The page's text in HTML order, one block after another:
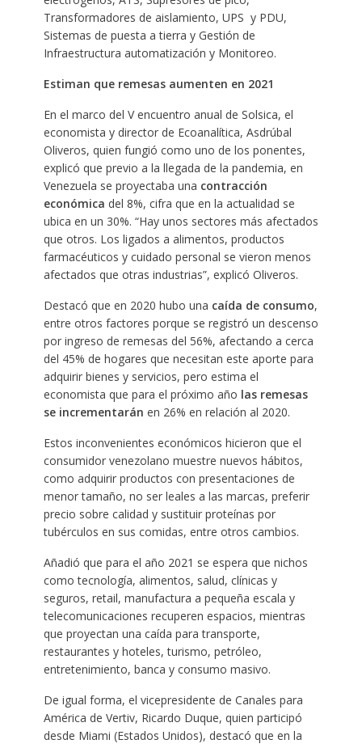
Transformadores de aislamiento, UPS y PDU,
Sistemas de puesta a tierra y Gestión de
Infraestructura automatización y Monitoreo.
Estiman que remesas aumenten en 2021
En el marco del V encuentro anual de Solsica, el
economista y director de Ecoanalítica, Asdrúbal
Oliveros, quien fungió como uno de los ponentes,
explicó que previo a la llegada de la pandemia, en
Venezuela se proyectaba una contracción
económica del 8%, cifra que en la actualidad se
ubica en un 30%. “Hay unos sectores más afectados
que otros. Los ligados a alimentos, productos
farmacéuticos y cuidado personal se vieron menos
afectados que otras industrias”, explicó Oliveros.
Destacó que en 2020 hubo una caída de consumo,
entre otros factores porque se registró un descenso
por ingreso de remesas del 56%, afectando a cerca
del 45% de hogares que necesitan este aporte para
adquirir bienes y servicios, pero estima el
economista que para el próximo año las remesas
se incrementarán en 26% en relación al 2020.
Estos inconvenientes económicos hicieron que el
consumidor venezolano muestre nuevos hábitos,
como adquirir productos con presentaciones de
menor tamaño, no ser leales a las marcas, preferir
precio sobre calidad y sustituir proteínas por
tubérculos en sus comidas, entre otros cambios.
Añadió que para el año 2021 se espera que nichos
como tecnología, alimentos, salud, clínicas y
seguros, retail, manufactura a pequeña escala y
telecomunicaciones recuperen espacios, mientras
que proyectan una caída para transporte,
restaurantes y hoteles, turismo, petróleo,
entretenimiento, banca y consumo masivo.
De igual forma, el vicepresidente de Canales para
América de Vertiv, Ricardo Duque, quien participó
desde Miami (Estados Unidos), destacó que en la